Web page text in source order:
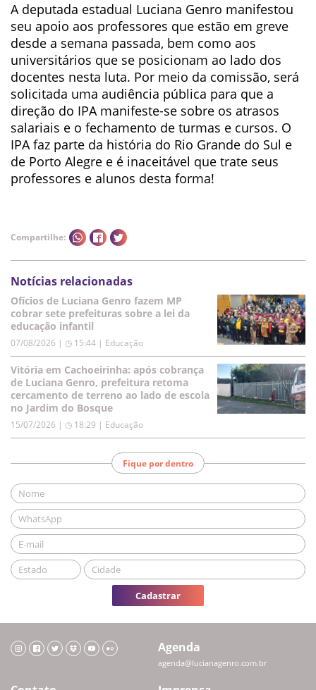
A deputada estadual Luciana Genro manifestou
seu apoio aos professores que estão em greve
desde a semana passada, bem como aos
universitários que se posicionam ao lado dos
docentes nesta luta. Por meio da comissão, será
solicitada uma audiência pública para que a
direção do IPA manifeste-se sobre os atrasos
salariais e o fechamento de turmas e cursos. O
IPA faz parte da história do Rio Grande do Sul e
de Porto Alegre e é inaceitável que trate seus
professores e alunos desta forma!
Compartilhe:
Notícias relacionadas
Ofícios de Luciana Genro fazem MP
cobrar sete prefeituras sobre a lei da
educação infantil
07/08/2026 | ◷ 15:44 | Educação
Vitória em Cachoeirinha: após cobrança
de Luciana Genro, prefeitura retoma
cercamento de terreno ao lado de escola
no Jardim do Bosque
15/07/2026 | ◷ 18:29 | Educação
Fique por dentro
Cadastrar
Agenda
agenda@lucianagenro.com.br